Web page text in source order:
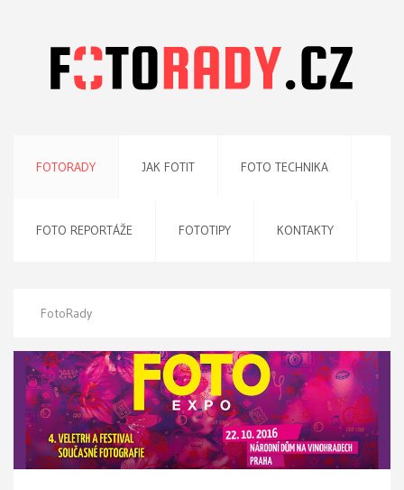
FOTORADY JAK FOTIT FOTO TECHNIKA
FOTO REPORTÁŽE FOTOTIPY KONTAKTY
FotoRady